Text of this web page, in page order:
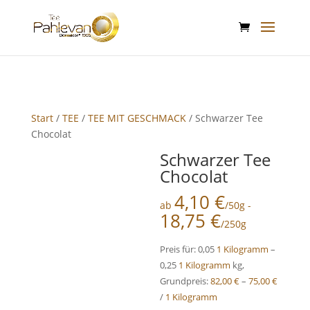
Start/ TEE / TEE MIT GESCHMACK/ Schwarzer Tee
Chocolat
Schwarzer Tee
Chocolat
ab4,10€/50g -
18,75€/250g
Preis für: 0,05 1 Kilogramm –
0,25 1 Kilogramm kg,
Grundpreis:82,00€–75,00€
/ 1 Kilogramm